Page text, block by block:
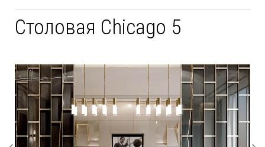
Столовая Chicago 5